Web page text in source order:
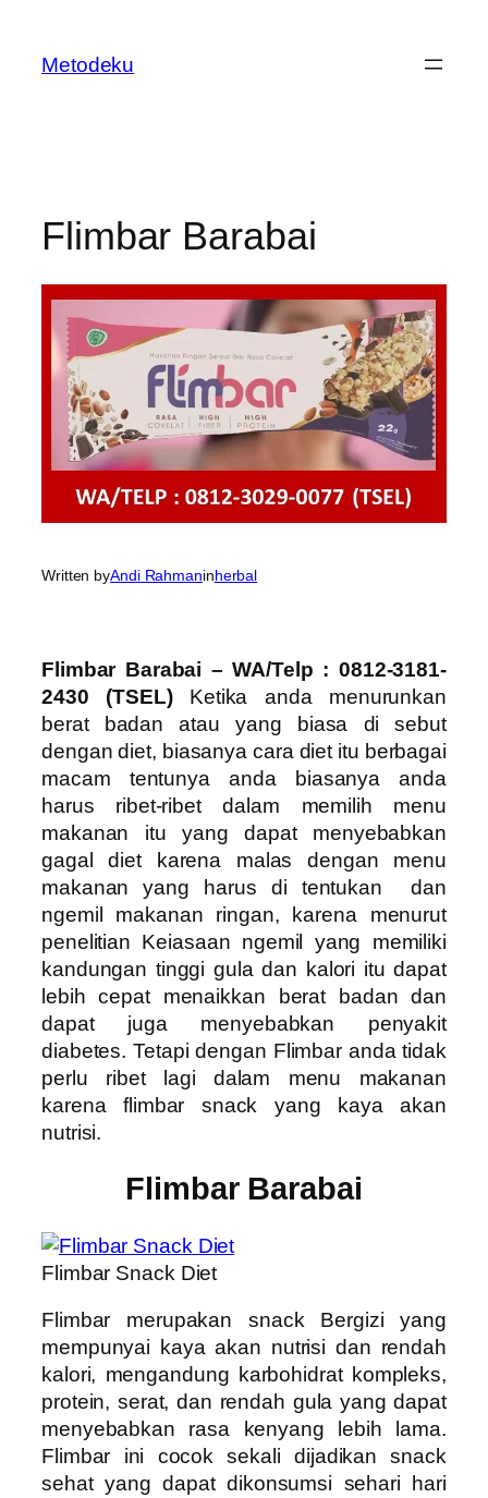
content
Metodeku
Flimbar Barabai
Written byAndi Rahmaninherbal
Flimbar Barabai – WA/Telp : 0812-3181-
2430 (TSEL)Ketika anda menurunkan
berat badan atau yang biasa di sebut
dengan diet, biasanya cara diet itu berbagai
macam tentunya anda biasanya anda
harus ribet-ribet dalam memilih menu
makanan itu yang dapat menyebabkan
gagal diet karena malas dengan menu
makanan yang harus di tentukan dan
ngemil makanan ringan, karena menurut
penelitian Keiasaan ngemil yang memiliki
kandungan tinggi gula dan kalori itu dapat
lebih cepat menaikkan berat badan dan
dapat juga menyebabkan penyakit
diabetes. Tetapi dengan Flimbar anda tidak
perlu ribet lagi dalam menu makanan
karena flimbar snack yang kaya akan
nutrisi.
Flimbar Barabai
Flimbar Snack Diet
Flimbar merupakan snack Bergizi yang
mempunyai kaya akan nutrisi dan rendah
kalori, mengandung karbohidrat kompleks,
protein, serat, dan rendah gula yang dapat
menyebabkan rasa kenyang lebih lama.
Flimbar ini cocok sekali dijadikan snack
sehat yang dapat dikonsumsi sehari hari